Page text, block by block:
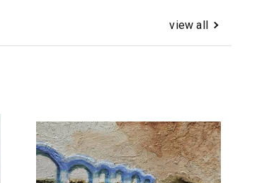
view all